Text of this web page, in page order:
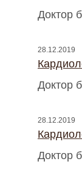
Доктор
28.12.2019
Доктор
28.12.2019
Доктор